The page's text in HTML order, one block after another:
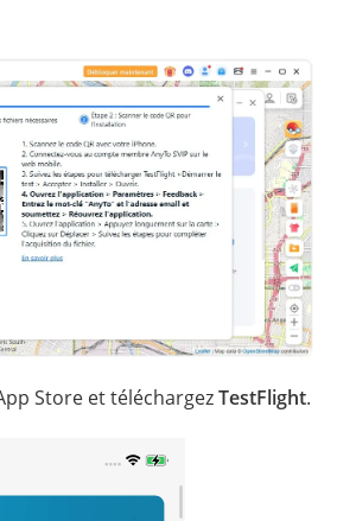
Store et téléchargezTestFlight.